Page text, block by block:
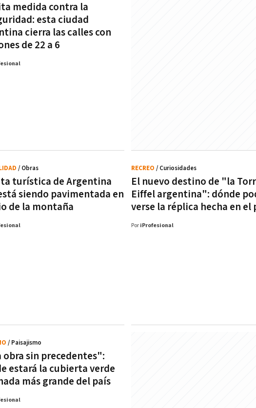
medida contra la
esta ciudad
cierra las calles con
de 22 a 6
turística de Argentina
siendo pavimentada en
de la montaña
/ Obras
El nuevo destino de "la
Eiffel argentina": dónde
verse la réplica hecha en el
RECREO / Curiosidades
Por iProfesional
obra sin precedentes":
estará la cubierta verde
más grande del país
/ Paisajismo